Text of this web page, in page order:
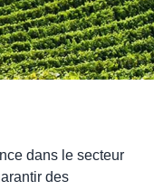
dans le secteur
des